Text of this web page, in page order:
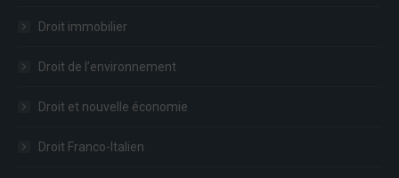
Droit immobilier
Droit de l’environnement
Droit et nouvelle économie
Droit Franco-Italien